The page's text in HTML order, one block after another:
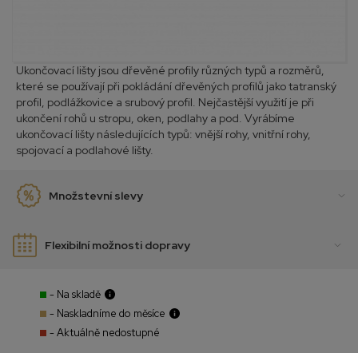
Ukončovací lišty jsou dřevěné profily různých typů a rozměrů,
které se používají při pokládání dřevěných profilů jako tatranský
profil, podlážkovice a srubový profil. Nejčastější využití je při
ukončení rohů u stropu, oken, podlahy a pod. Vyrábíme
ukončovací lišty následujících typů: vnější rohy, vnitřní rohy,
spojovací a podlahové lišty.
Množstevní slevy
Flexibilní možnosti dopravy
- Na skladě
- Naskladníme do měsíce
- Aktuálně nedostupné